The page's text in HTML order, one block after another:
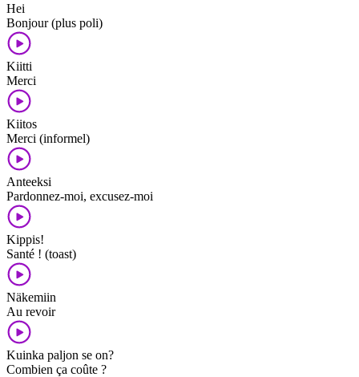
Hei
Bonjour (plus poli)
Kiitti
Merci
Kiitos
Merci (informel)
Anteeksi
Pardonnez-moi, excusez-moi
Kippis!
Santé ! (toast)
Näkemiin
Au revoir
Kuinka paljon se on?
Combien ça coûte ?